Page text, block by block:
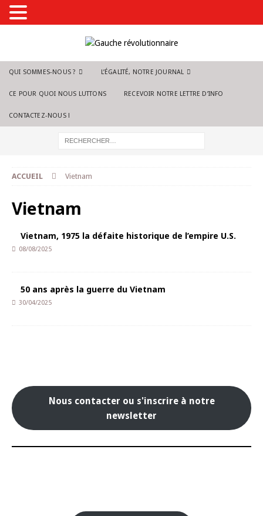
QUI SOMMES-NOUS ? L’ÉGALITÉ, NOTRE JOURNAL
CE POUR QUOI NOUS LUTTONS RECEVOIR NOTRE LETTRE D’INFO
CONTACTEZ-NOUS !
ACCUEIL Vietnam
Vietnam
Vietnam, 1975 la défaite historique de l’empire U.S.
08/08/2025
50 ans après la guerre du Vietnam
30/04/2025
Nous contacter ou s'inscrire à notre
newsletter